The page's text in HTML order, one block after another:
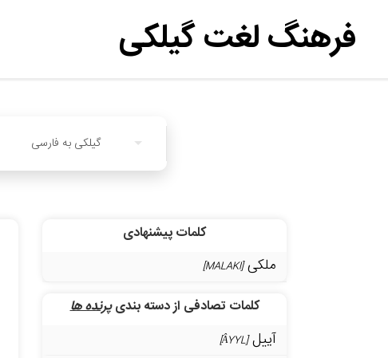
فرهنگ لغت گیلکی
گیلکی به فارسی
کلمات پیشنهادی
ملکی[MALAKI]
کلمات تصادفی از دسته بندیپرنده ها
آییل[ÂYYL]